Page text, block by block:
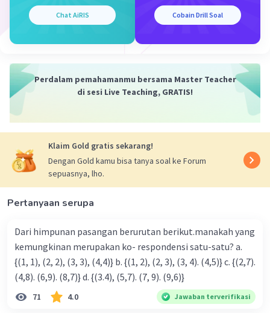
Chat AiRIS Cobain Drill Soal
Perdalam pemahamanmu bersama Master Teacher
di sesi Live Teaching, GRATIS!
Klaim Gold gratis sekarang!
Dengan Gold kamu bisa tanya soal ke Forum
sepuasnya, lho.
Pertanyaan serupa
Dari himpunan pasangan berurutan berikut.manakah yang
kemungkinan merupakan ko- respondensi satu-satu? a.
{(1, 1), (2, 2), (3, 3), (4,4)} b. {(1, 2), (2, 3), (3, 4). (4,5)} c. {(2,7).
(4,8). (6,9). (8,7)} d. {(3.4), (5,7). (7, 9). (9,6)}
71 4.0 Jawaban terverifikasi